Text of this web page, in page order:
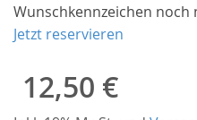
Wunschkennzeichen noch
Jetzt reservieren
12,50 €